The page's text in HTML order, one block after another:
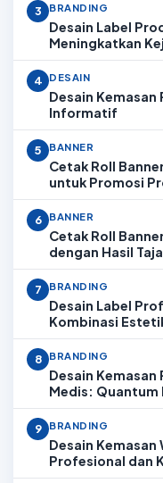
3 BRANDING
Desain Label
Meningkatkan
4 DESAIN
Desain Kemasan
Informatif
5 BANNER
Cetak Roll
untuk Promosi
6 BANNER
Cetak Roll
dengan Hasil
7 BRANDING
Desain Label
Kombinasi
8 BRANDING
Desain
Medis: Quantum
9 BRANDING
Desain Kemasan
Profesional dan